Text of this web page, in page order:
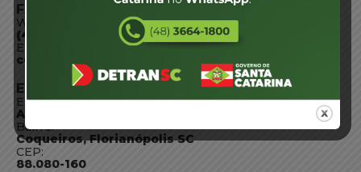
FALE CONOSCO
WhatsApp:
(48) 3664-1800
E-mail:
centraldeinformacoes@detran.sc.gov.br
ENDEREÇO
Endereço:
Av. Almirante Tamandaré - 480
Bairro:
Coqueiros, Florianópolis SC
CEP:
88.080-160